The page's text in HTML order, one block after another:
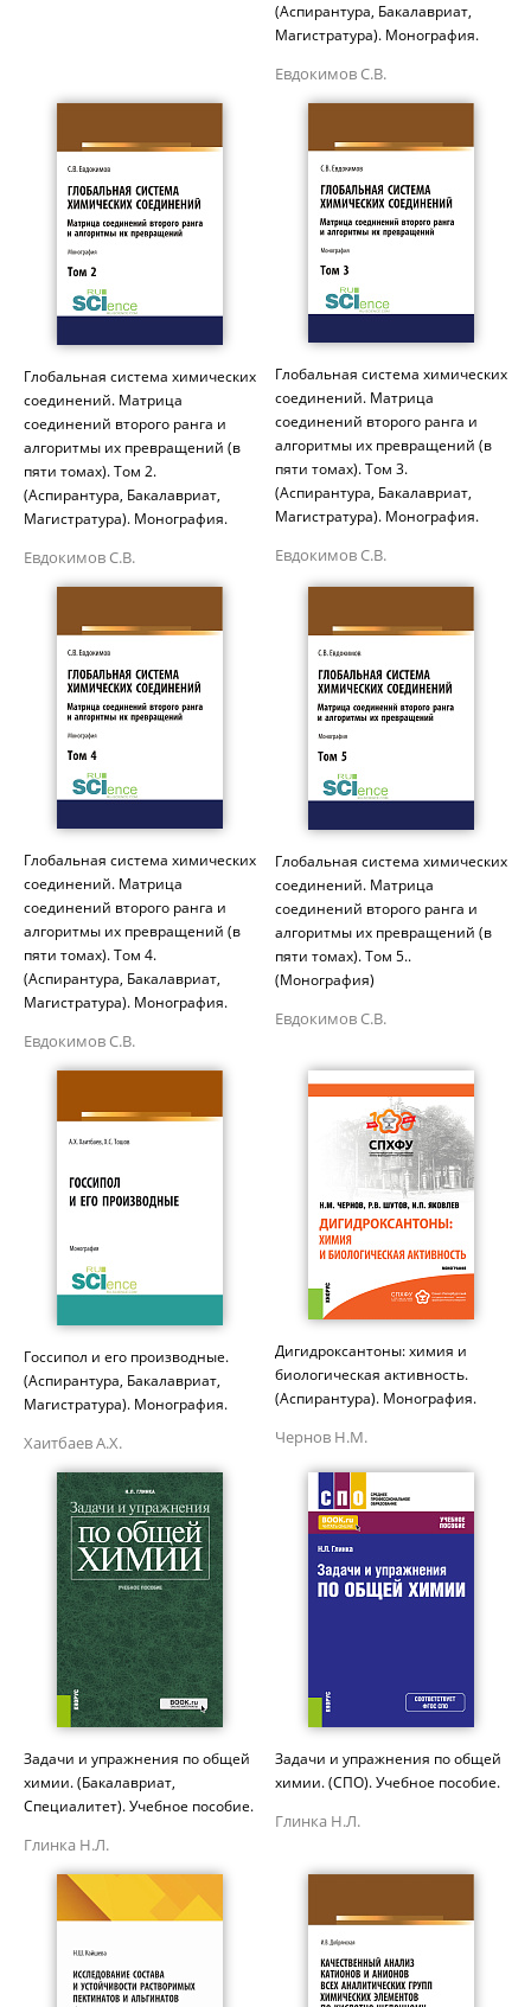
(Аспирантура, Бакалавриат,
Магистратура). Монография.
Евдокимов С.В.
Глобальная система химических
соединений. Матрица
соединений второго ранга и
алгоритмы их превращений (в
пяти томах). Том 2.
(Аспирантура, Бакалавриат,
Магистратура). Монография.
Евдокимов С.В.
Глобальная система химических
соединений. Матрица
соединений второго ранга и
алгоритмы их превращений (в
пяти томах). Том 3.
(Аспирантура, Бакалавриат,
Магистратура). Монография.
Евдокимов С.В.
Глобальная система химических
соединений. Матрица
соединений второго ранга и
алгоритмы их превращений (в
пяти томах). Том 4.
(Аспирантура, Бакалавриат,
Магистратура). Монография.
Евдокимов С.В.
Глобальная система химических
соединений. Матрица
соединений второго ранга и
алгоритмы их превращений (в
пяти томах). Том 5..
(Монография)
Евдокимов С.В.
Госсипол и его производные.
(Аспирантура, Бакалавриат,
Магистратура). Монография.
Хаитбаев А.Х.
Дигидроксантоны: химия и
биологическая активность.
(Аспирантура). Монография.
Чернов Н.М.
Задачи и упражнения по общей
химии. (Бакалавриат,
Специалитет). Учебное пособие.
Глинка Н.Л.
Задачи и упражнения по общей
химии. (СПО). Учебное пособие.
Глинка Н.Л.